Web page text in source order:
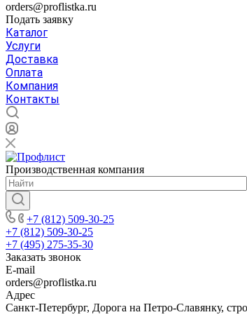
orders@proflistka.ru
Подать заявку
Каталог
Услуги
Доставка
Оплата
Компания
Контакты
Производственная компания
+7 (812) 509-30-25
+7 (812) 509-30-25
+7 (495) 275-35-30
Заказать звонок
E-mail
orders@proflistka.ru
Адрес
Санкт-Петербург, Дорога на Петро-Славянку,